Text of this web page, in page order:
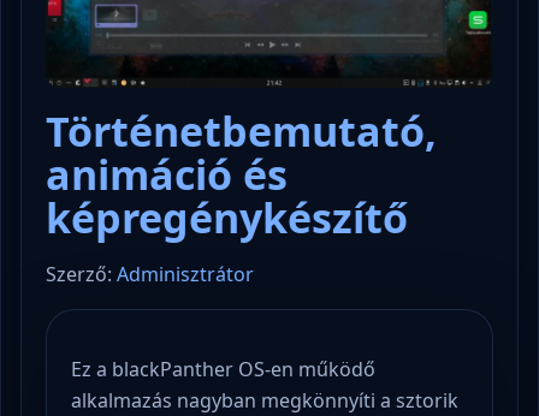
Történetbemutató,
animáció és
képregénykészítő
Szerző: Adminisztrátor
Ez a blackPanther OS-en működő
alkalmazás nagyban megkönnyíti a sztorik